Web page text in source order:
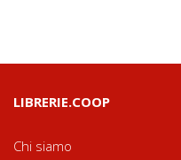
LIBRERIE.COOP
Chi siamo